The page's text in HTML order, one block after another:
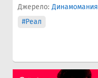
Джерело: Динамомания
#Реал